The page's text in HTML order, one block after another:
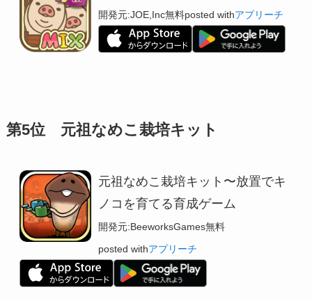
開発元:JOE,Inc無料posted withアプリーチ
第5位 元祖なめこ栽培キット
元祖なめこ栽培キット〜放置でキ
ノコを育てる育成ゲーム
開発元:BeeworksGames無料
posted withアプリーチ